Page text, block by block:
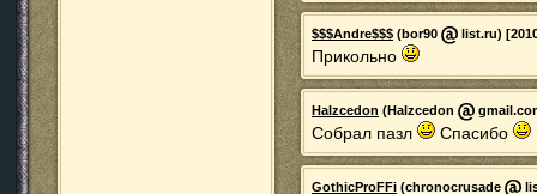
$$$Andre$$$ (bor90 list.ru)
Прикольно
Halzcedon (Halzcedon
Собрал пазл Спасибо
GothicProFFi (chronocrusade